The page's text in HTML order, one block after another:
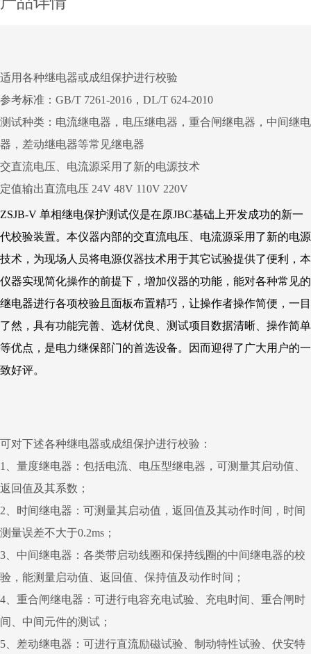
适用各种继电器或成组保护进行校验
参考标准：GB/T 7261-2016，DL/T 624-2010
测试种类：电流继电器，电压继电器，重合闸继电器，中间继电
器，差动继电器等常见继电器
交直流电压、电流源采用了新的电源技术
定值输出直流电压 24V 48V 110V 220V
ZSJB-V 单相继电保护测试仪是在原JBC基础上开发成功的新一
代校验装置。本仪器内部的交直流电压、电流源采用了新的电源
技术，为现场人员将电源仪器技术用于其它试验提供了便利，本
仪器实现简化操作的前提下，增加仪器的功能，能对各种常见的
继电器进行各项校验且面板布置精巧，让操作者操作简便，一目
了然，具有功能完善、选材优良、测试项目数据清晰、操作简单
等优点，是电力继保部门的首选设备。因而迎得了广大用户的一
致好评。
可对下述各种继电器或成组保护进行校验：
1、量度继电器：包括电流、电压型继电器，可测量其启动值、
返回值及其系数；
2、时间继电器：可测量其启动值，返回值及其动作时间，时间
测量误差不大于0.2ms；
3、中间继电器：各类带启动线圈和保持线圈的中间继电器的校
验，能测量启动值、返回值、保持值及动作时间；
4、重合闸继电器：可进行电容充电试验、充电时间、重合闸时
间、中间元件的测试；
5、差动继电器：可进行直流励磁试验、制动特性试验、伏安特